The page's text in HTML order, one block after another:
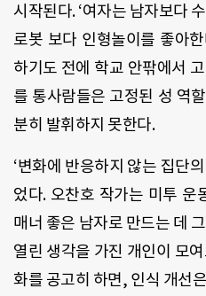
시작된다. ‘여자는 남자보다
로봇 보다 인형놀이를 좋아
하기도 전에 학교 안팎에서
를 통사람들은 고정된 성 역
분히 발휘하지 못한다.
‘변화에 반응하지 않는 집단
었다. 오찬호 작가는 미투 운
매너 좋은 남자로 만드는 데
열린 생각을 가진 개인이 모
화를 공고히 하면, 인식 개선